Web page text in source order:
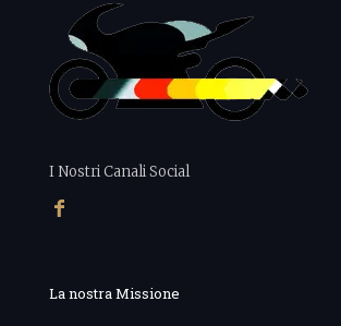
I Nostri Canali Social
La nostra Missione